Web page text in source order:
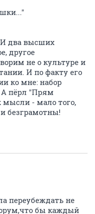
два высших
другое
не о культуре и
И по факту его
ко мне: набор
пёрл "Прям
мысли - мало того,
безграмотны!
переубеждать не
бы каждый